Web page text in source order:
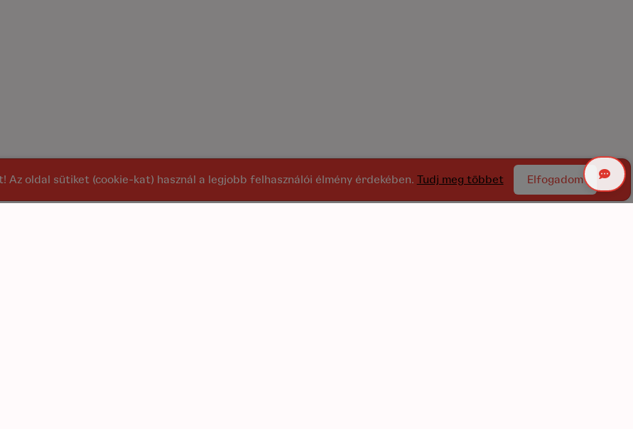
oldal sütiket (cookie-kat) használ a legjobb felhasználói élmény érdekében. Tudj meg többet Elfogadom